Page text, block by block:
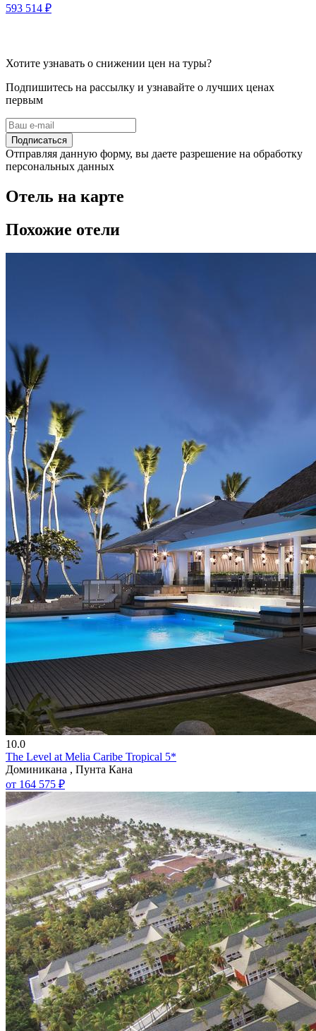
593 514 ₽
Хотите узнавать о снижении цен на туры?
Подпишитесь на рассылку и узнавайте о лучших ценах
первым
Подписаться
Отправляя данную форму, вы даете разрешение на обработку
персональных данных
Отель на карте
Похожие отели
10.0
The Level at Melia Caribe Tropical 5*
Доминикана , Пунта Кана
от 164 575 ₽